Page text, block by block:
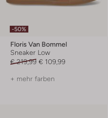
-50%
Floris Van Bommel
Sneaker Low
€ 219,99 € 109,99
+ mehr farben